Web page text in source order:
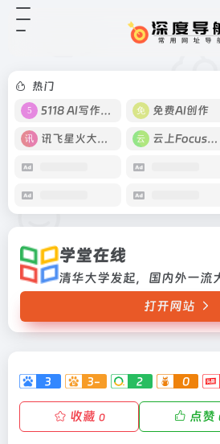
热门
5118 AI写作工具
免费AI创作
讯飞星火大模型 云上Focus接码
学堂在线
清华大学发起，国内外一流
打开网站
3 3- 2 0
收藏 0 点赞